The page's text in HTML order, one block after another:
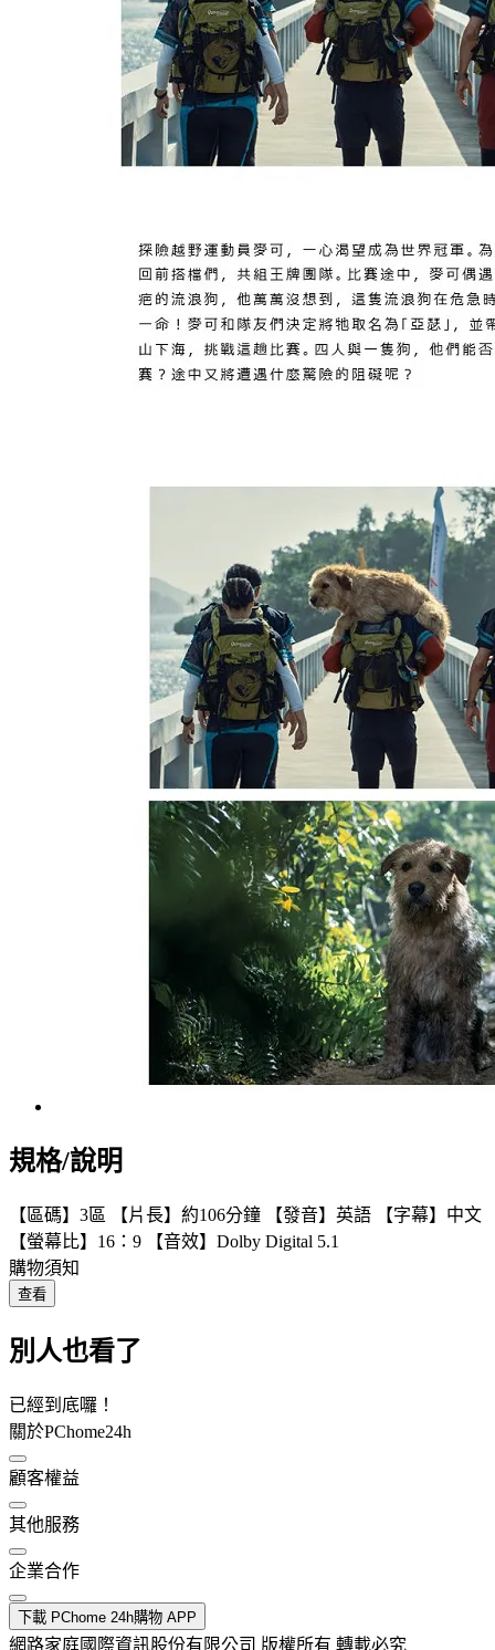
規格/說明
【區碼】3區 【片長】約106分鐘 【發音】英語 【字幕】中文
【螢幕比】16：9 【音效】Dolby Digital 5.1
購物須知
查看
別人也看了
已經到底囉！
關於PChome24h
顧客權益
其他服務
企業合作
下載 PChome 24h購物 APP
網路家庭國際資訊股份有限公司 版權所有 轉載必究